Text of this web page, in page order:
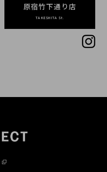
原宿竹下通り店
TAKESHITA St.